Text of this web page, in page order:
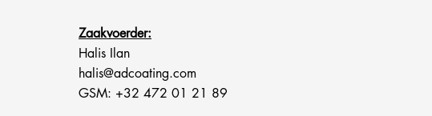
Zaakvoerder:
Halis Ilan
halis@adcoating.com
GSM: +32 472 01 21 89